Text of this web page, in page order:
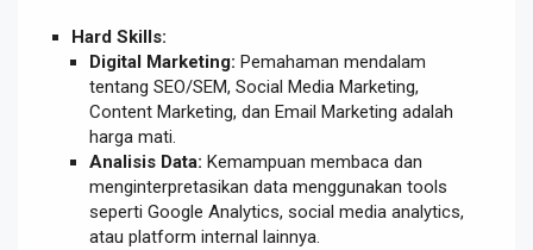
Hard Skills:
Digital Marketing: Pemahaman mendalam
tentang SEO/SEM, Social Media Marketing,
Content Marketing, dan Email Marketing adalah
harga mati.
Analisis Data: Kemampuan membaca dan
menginterpretasikan data menggunakan tools
seperti Google Analytics, social media analytics,
atau platform internal lainnya.